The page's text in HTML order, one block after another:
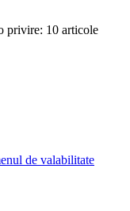
privire: 10 articole
de valabilitate